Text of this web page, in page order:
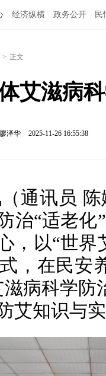
经济纵横 政务公开 民
> 正文
艾滋病
泽华 2025-11-26 16:55:38
通讯员
治“适老
，以“世
，在民安
病科学
艾知识与